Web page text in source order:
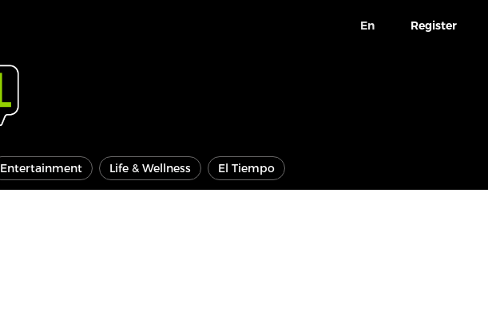
En Register
Entertainment Life & Wellness El Tiempo